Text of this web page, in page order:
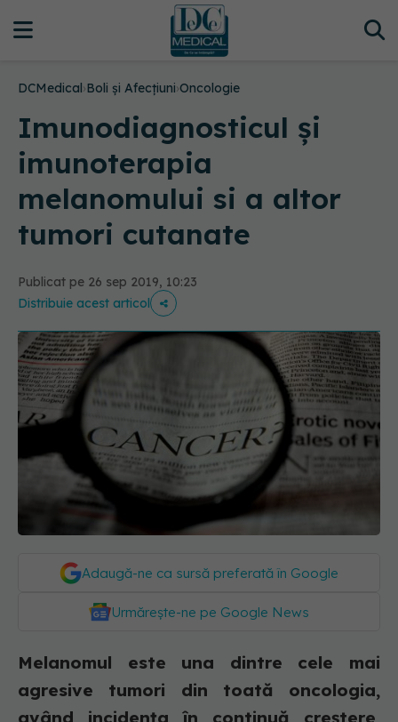
DCMedical›Boli și Afecțiuni›Oncologie
Imunodiagnosticul și
imunoterapia
melanomului si a altor
tumori cutanate
Publicat pe 26 sep 2019, 10:23
Distribuie acest articol
Adaugă-ne ca sursă preferată în Google
Urmărește-ne pe Google News
Melanomul este una dintre cele mai
agresive tumori din toată oncologia,